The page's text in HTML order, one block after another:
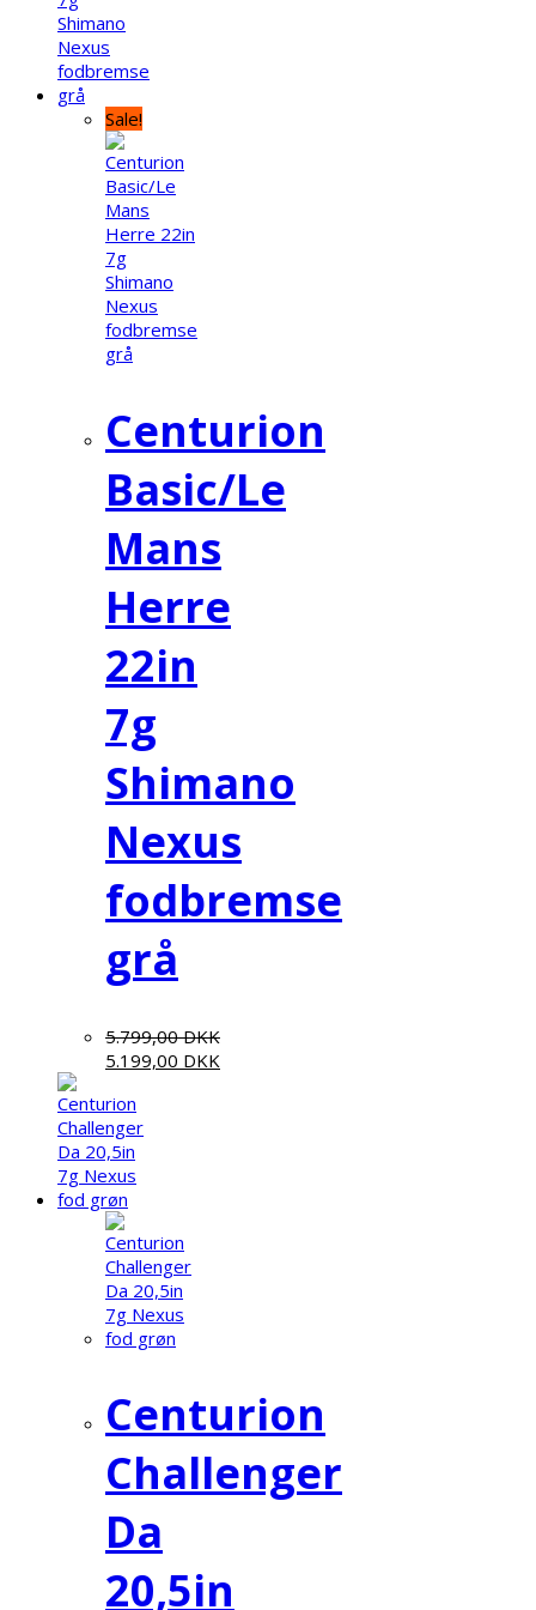
Sale!
Centurion
Basic/Le
Mans
Herre
22in
7g
Shimano
Nexus
fodbremse
grå
5.799,00DKK
5.199,00 DKK
Centurion
Challenger
Da
20,5in